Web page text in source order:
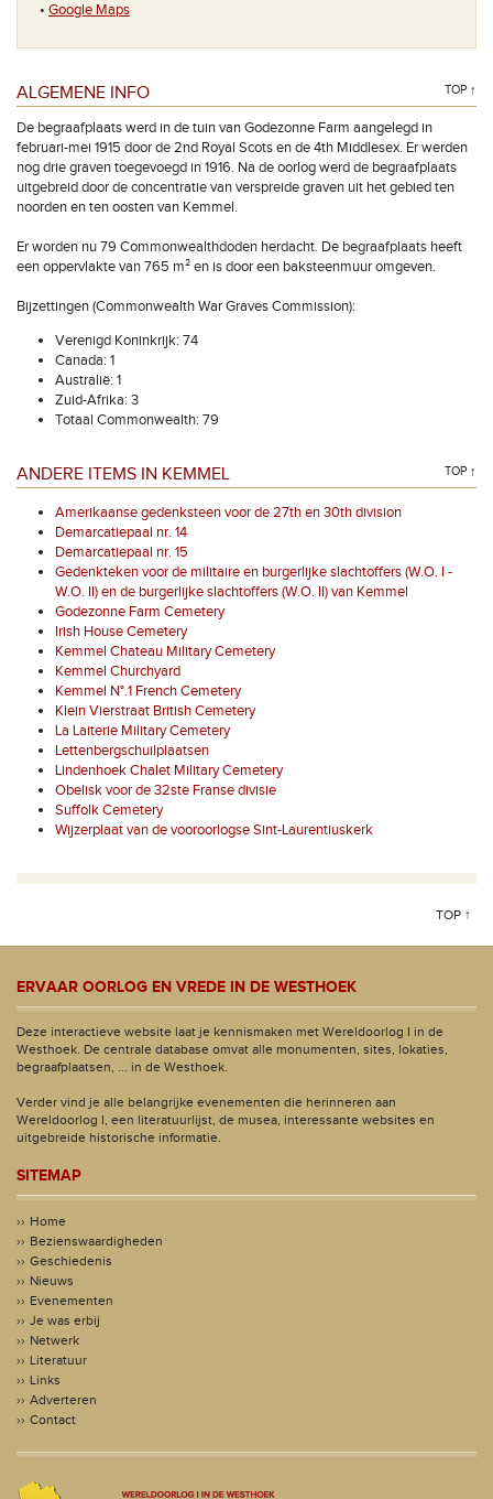
• Google Maps
ALGEMENE INFO TOP ↑
De begraafplaats werd in de tuin van Godezonne Farm aangelegd in
februari-mei 1915 door de 2nd Royal Scots en de 4th Middlesex. Er werden
nog drie graven toegevoegd in 1916. Na de oorlog werd de begraafplaats
uitgebreid door de concentratie van verspreide graven uit het gebied ten
noorden en ten oosten van Kemmel.
Er worden nu 79 Commonwealthdoden herdacht. De begraafplaats heeft
een oppervlakte van 765 m² en is door een baksteenmuur omgeven.
Bijzettingen (Commonwealth War Graves Commission):
Verenigd Koninkrijk: 74
Canada: 1
Australië: 1
Zuid-Afrika: 3
Totaal Commonwealth: 79
ANDERE ITEMS IN KEMMEL TOP ↑
Amerikaanse gedenksteen voor de 27th en 30th division
Demarcatiepaal nr. 14
Demarcatiepaal nr. 15
Gedenkteken voor de militaire en burgerlijke slachtoffers (W.O. I -
W.O. II) en de burgerlijke slachtoffers (W.O. II) van Kemmel
Godezonne Farm Cemetery
Irish House Cemetery
Kemmel Chateau Military Cemetery
Kemmel Churchyard
Kemmel N°.1 French Cemetery
Klein Vierstraat British Cemetery
La Laiterie Military Cemetery
Lettenbergschuilplaatsen
Lindenhoek Chalet Military Cemetery
Obelisk voor de 32ste Franse divisie
Suffolk Cemetery
Wijzerplaat van de vooroorlogse Sint-Laurentiuskerk
TOP ↑
ERVAAR OORLOG EN VREDE IN DE WESTHOEK
Deze interactieve website laat je kennismaken met Wereldoorlog I in de
Westhoek. De centrale database omvat alle monumenten, sites, lokaties,
begraafplaatsen, ... in de Westhoek.
Verder vind je alle belangrijke evenementen die herinneren aan
Wereldoorlog I, een literatuurlijst, de musea, interessante websites en
uitgebreide historische informatie.
SITEMAP
Home
Bezienswaardigheden
Geschiedenis
Nieuws
Evenementen
Je was erbij
Netwerk
Literatuur
Links
Adverteren
Contact